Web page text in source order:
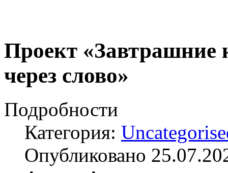
Проект «Завтрашние
через слово»
Подробности
Категория:
Опубликовано